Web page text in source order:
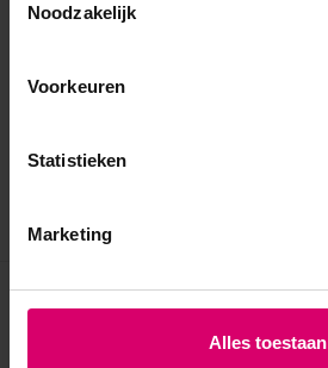
Noodzakelijk
Voorkeuren
Statistieken
Marketing
Alles toestaan
Eerder bekeken